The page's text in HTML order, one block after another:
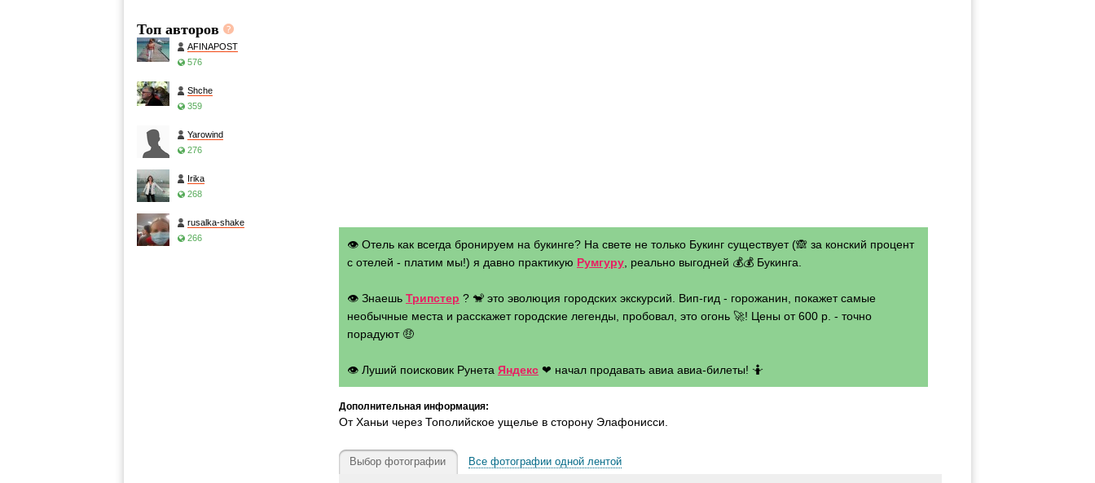
Топ авторов
AFINAPOST
576
Shche
359
Yarowind
276
Irika
268
rusalka-shake
266
👁 Отель как всегда бронируем на букинге? На свете не только Букинг существует (🙈 за конский процент
с отелей - платим мы!) я давно практикую Румгуру , реально выгодней 💰💰 Букинга.
👁 Знаешь Трипстер ? 🐒 это эволюция городских экскурсий. Вип-гид - горожанин, покажет самые
необычные места и расскажет городские легенды, пробовал, это огонь 🚀! Цены от 600 р. - точно
порадуют 🤑
👁 Луший поисковик Рунета Яндекс ❤ начал продавать авиа авиа-билеты! 🤷
Дополнительная информация:
От Ханьи через Тополийское ущелье в сторону Элафонисси.
Выбор фотографии Все фотографии одной лентой